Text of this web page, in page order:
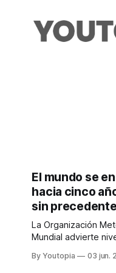
El mundo se
hacia cinco
sin
La Organización
Mundial advierte
efectos negativos
By Youtopia 03 jun.